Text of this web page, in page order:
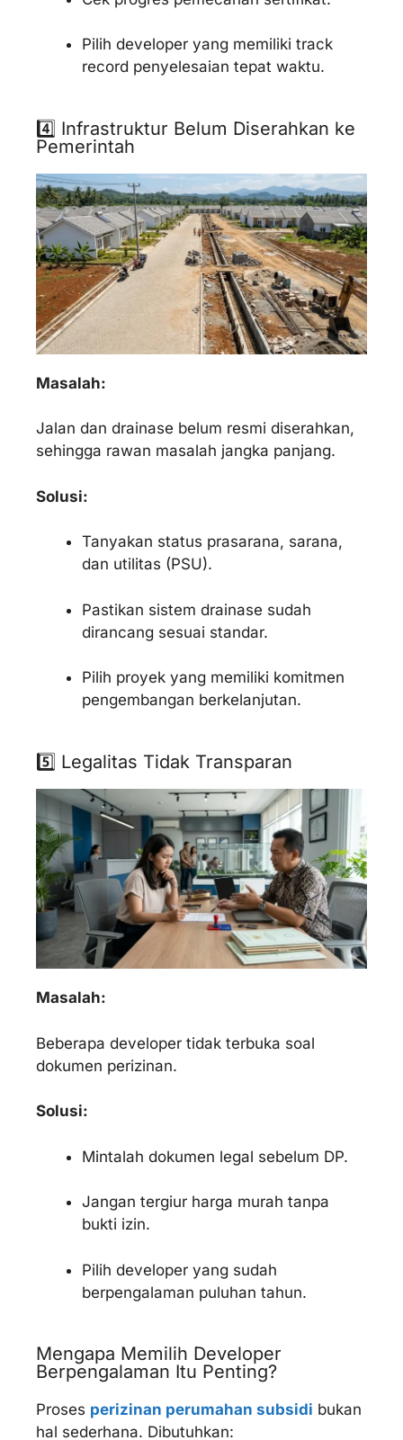
Pilih developer yang memiliki track
record penyelesaian tepat waktu.
4️⃣ Infrastruktur Belum Diserahkan ke
Pemerintah
Masalah:
Jalan dan drainase belum resmi diserahkan,
sehingga rawan masalah jangka panjang.
Solusi:
Tanyakan status prasarana, sarana,
dan utilitas (PSU).
Pastikan sistem drainase sudah
dirancang sesuai standar.
Pilih proyek yang memiliki komitmen
pengembangan berkelanjutan.
5️⃣ Legalitas Tidak Transparan
Masalah:
Beberapa developer tidak terbuka soal
dokumen perizinan.
Solusi:
Mintalah dokumen legal sebelum DP.
Jangan tergiur harga murah tanpa
bukti izin.
Pilih developer yang sudah
berpengalaman puluhan tahun.
Mengapa Memilih Developer
Berpengalaman Itu Penting?
Proses perizinan perumahan subsidi bukan
hal sederhana. Dibutuhkan: